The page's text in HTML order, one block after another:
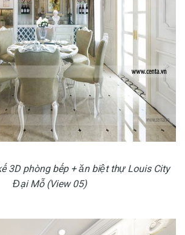
3D phòng bếp + ăn biệt thự Louis City
Đại Mỗ (View 05)